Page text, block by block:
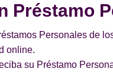
Préstamo
Personales de
online.
su Préstamo